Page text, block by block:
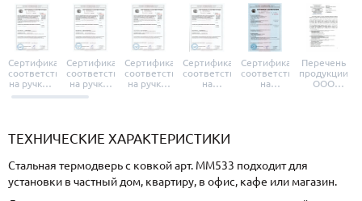
Сертификат
соответствия
на ручки и
броненакладки
Сертификат
соответствия
на ручки-
защелки
Сертификат
соответствия
на ручки-
Сертификат
соответствия
на
Сертификат
соответствия
на
Перечень
продукции
ООО
ТЕХНИЧЕСКИЕ ХАРАКТЕРИСТИКИ
Стальная термодверь с ковкой арт. ММ533 подходит для
установки в частный дом, квартиру, в офис, кафе или магазин.